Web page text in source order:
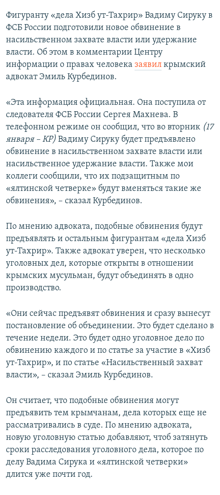
Фигуранту «дела Хизб ут-Тахрир» Вадиму Сируку в
ФСБ России подготовили новое обвинение в
насильственном захвате власти или удержание
власти. Об этом в комментарии Центру
информации о правах человека заявил крымский
адвокат Эмиль Курбединов.
«Эта информация официальная. Она поступила от
следователя ФСБ России Сергея Махнева. В
телефонном режиме он сообщил, что во вторник (17
января – КР) Вадиму Сируку будет предъявлено
обвинение в насильственном захвате власти или
насильственное удержание власти. Также мои
коллеги сообщили, что их подзащитным по
«ялтинской четверке» будут вменяться такие же
обвинения», – сказал Курбединов.
По мнению адвоката, подобные обвинения будут
предъявлять и остальным фигурантам «дела Хизб
ут-Тахрир». Также адвокат уверен, что несколько
уголовных дел, которые открыты в отношении
крымских мусульман, будут объединять в одно
производство.
«Они сейчас предъявят обвинения и сразу вынесут
постановление об объединении. Это будет сделано в
течение недели. Это будет одно уголовное дело по
обвинению каждого и по статье за участие в «Хизб
ут-Тахрир», и по статье «Насильственный захват
власти», – сказал Эмиль Курбединов.
Он считает, что подобные обвинения могут
предъявить тем крымчанам, дела которых еще не
рассматривались в суде. По мнению адвоката,
новую уголовную статью добавляют, чтоб затянуть
сроки расследования уголовного дела, которое по
делу Вадима Сирука и «ялтинской четверки»
длится уже почти год.